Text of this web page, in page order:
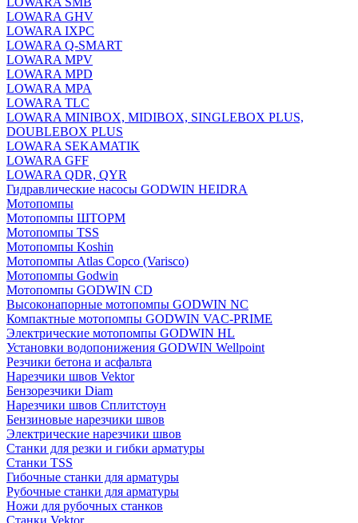
LOWARA GHV
LOWARA IXPС
LOWARA Q-SMART
LOWARA MPV
LOWARA MPD
LOWARA MPA
LOWARA TLC
LOWARA MINIBOX, MIDIBOX, SINGLEBOX PLUS,
DOUBLEBOX PLUS
LOWARA SEKAMATIK
LOWARA GFF
LOWARA QDR, QYR
Гидравлические насосы GODWIN HEIDRA
Мотопомпы
Мотопомпы ШТОРМ
Мотопомпы TSS
Мотопомпы Koshin
Мотопомпы Atlas Copco (Varisco)
Мотопомпы Godwin
Мотопомпы GODWIN CD
Высоконапорные мотопомпы GODWIN NC
Компактные мотопомпы GODWIN VAC-PRIME
Электрические мотопомпы GODWIN HL
Установки водопонижения GODWIN Wellpoint
Резчики бетона и асфальта
Нарезчики швов Vektor
Бензорезчики Diam
Нарезчики швов Сплитстоун
Бензиновые нарезчики швов
Электрические нарезчики швов
Станки для резки и гибки арматуры
Станки TSS
Гибочные станки для арматуры
Рубочные станки для арматуры
Ножи для рубочных станков
Станки Vektor